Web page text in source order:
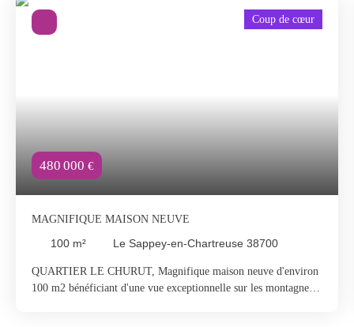
480 000 €
Coup de cœur
MAGNIFIQUE MAISON NEUVE
100 m² Le Sappey-en-Chartreuse 38700
QUARTIER LE CHURUT, Magnifique maison neuve d'environ
100 m2 bénéficiant d'une vue exceptionnelle sur les montagnes